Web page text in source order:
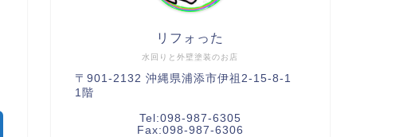
水回りと外壁塗装のお店
リフォった
〒901-2132 沖縄県浦添市伊祖2-15-8-1
1階
Tel:098-987-6305
Fax:098-987-6306